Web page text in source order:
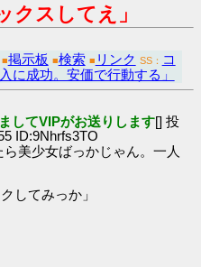
クスしてえ」
■掲示板 ■検索 ■ リンク SS： コ
に成功。安価で行動する」
してVIPがお送りします[] 投
ID:9Nhrfs3TO
美少女ばっかじゃん。一人
してみっか」